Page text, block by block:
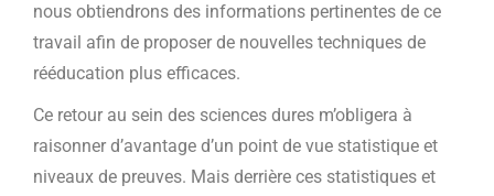
nous obtiendrons des informations pertinentes de ce
travail afin de proposer de nouvelles techniques de
rééducation plus efficaces.
Ce retour au sein des sciences dures m’obligera à
raisonner d’avantage d’un point de vue statistique et
niveaux de preuves. Mais derrière ces statistiques et